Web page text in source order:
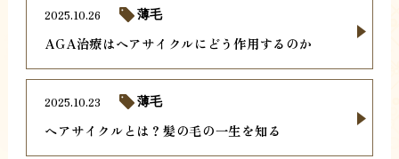
AGA治療はヘアサイクルにどう作用するのか
2025.10.26 薄毛
ヘアサイクルとは？髪の毛の一生を知る
2025.10.23 薄毛